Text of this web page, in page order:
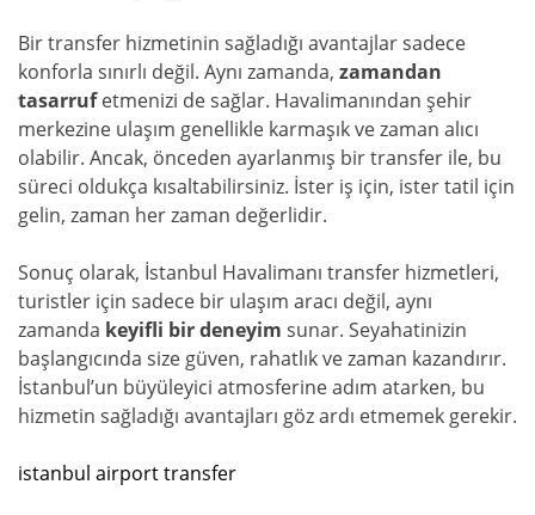
Bir transfer hizmetinin sağladığı avantajlar sadece
konforla sınırlı değil. Aynı zamanda, zamandan
tasarrufetmenizi de sağlar. Havalimanından şehir
merkezine ulaşım genellikle karmaşık ve zaman alıcı
olabilir. Ancak, önceden ayarlanmış bir transfer ile, bu
süreci oldukça kısaltabilirsiniz. İster iş için, ister tatil için
gelin, zaman her zaman değerlidir.
Sonuç olarak, İstanbul Havalimanı transfer hizmetleri,
turistler için sadece bir ulaşım aracı değil, aynı
zamanda keyifli bir deneyim sunar. Seyahatinizin
başlangıcında size güven, rahatlık ve zaman kazandırır.
İstanbul’un büyüleyici atmosferine adım atarken, bu
hizmetin sağladığı avantajları göz ardı etmemek gerekir.
istanbul airport transfer